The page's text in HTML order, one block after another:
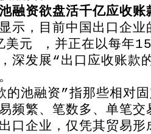
融资欲盘活千亿应收账
，目前中国出口企业
美元 ，并正在以每年
深发展“出口应收账款
池融资”指那些相对固
频繁、笔数多、单笔交
口企业，仅凭其贸易形